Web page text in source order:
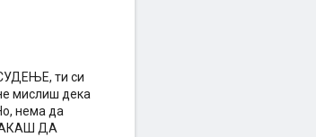
ти си
мислиш дека
нема да
ДА